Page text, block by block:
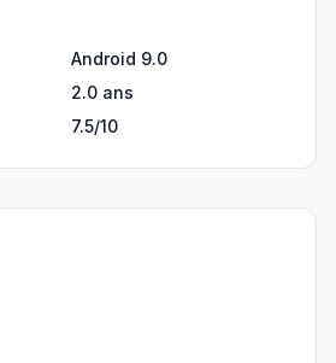
Android 9.0
2.0 ans
7.5/10